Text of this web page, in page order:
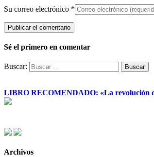
Su correo electrónico *
Sé el primero en comentar
Buscar:
LIBRO RECOMENDADO: «La revolución
Archivos